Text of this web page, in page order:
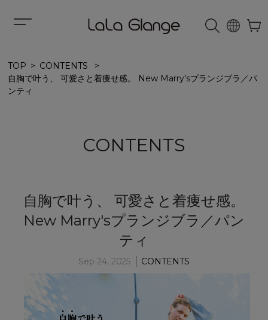
TOP
CONTENTS
自胸で叶う、 可愛さと着痩せ感。 New Marry'sプランジブラ／パ
ンティ
CONTENTS
自胸で叶う、 可愛さと着痩せ感。
New Marry'sプランジブラ／パン
ティ
Sep 24, 2025 CONTENTS